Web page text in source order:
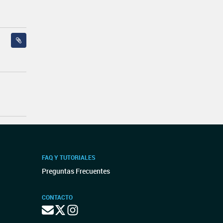
FAQ Y TUTORIALES
Preguntas Frecuentes
CONTACTO